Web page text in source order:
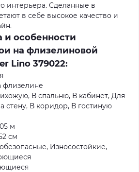
интерьера. Сделанные в
в себе высокое качество и
особенности
на флизелиновой
Lino 379022:
флизелине
В спальню, В кабинет, Для
стену, В коридор, В гостиную
м
см
Износостойкие,